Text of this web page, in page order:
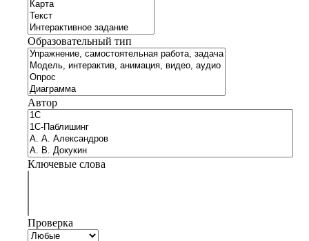
Образовательный тип
Автор
Ключевые слова
Проверка